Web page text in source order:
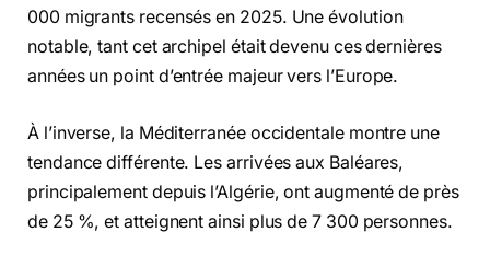
000 migrants recensés en 2025. Une évolution
notable, tant cet archipel était devenu ces dernières
années un point d’entrée majeur vers l’Europe.
À l’inverse, la Méditerranée occidentale montre une
tendance différente. Les arrivées aux Baléares,
principalement depuis l’Algérie, ont augmenté de près
de 25 %, et atteignent ainsi plus de 7 300 personnes.